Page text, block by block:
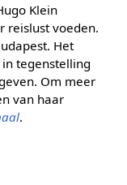
Klein
reislust voeden.
Het
tegenstelling
Om meer
van haar
.